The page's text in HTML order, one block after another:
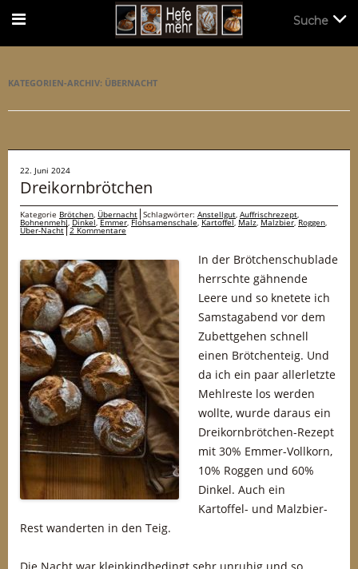
KATEGORIEN-ARCHIV: ÜBERNACHT
22. Juni 2024
Dreikornbrötchen
Kategorie Brötchen, Übernacht Schlagwörter: Anstellgut, Auffrischrezept,
Bohnenmehl,Dinkel,Emmer,Flohsamenschale,Kartoffel, Malz,Malzbier,Roggen,
Über-Nacht 2 Kommentare
In der Brötchenschublade
herrschte gähnende
Leere und so knetete ich
Samstagabend vor dem
Zubettgehen schnell
einen Brötchenteig. Und
da ich ein paar allerletzte
Mehlreste los werden
wollte, wurde daraus ein
Dreikornbrötchen-Rezept
mit 30% Emmer-Vollkorn,
10% Roggen und 60%
Dinkel. Auch ein
Kartoffel- und Malzbier-
Rest wanderten in den Teig.
Suche
Suche